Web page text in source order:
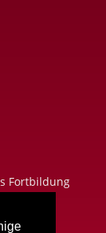
Fortbildung